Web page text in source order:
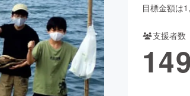
アニメ・漫画
ビューティー・ヘルスケア
目標金額は
支援者数
149